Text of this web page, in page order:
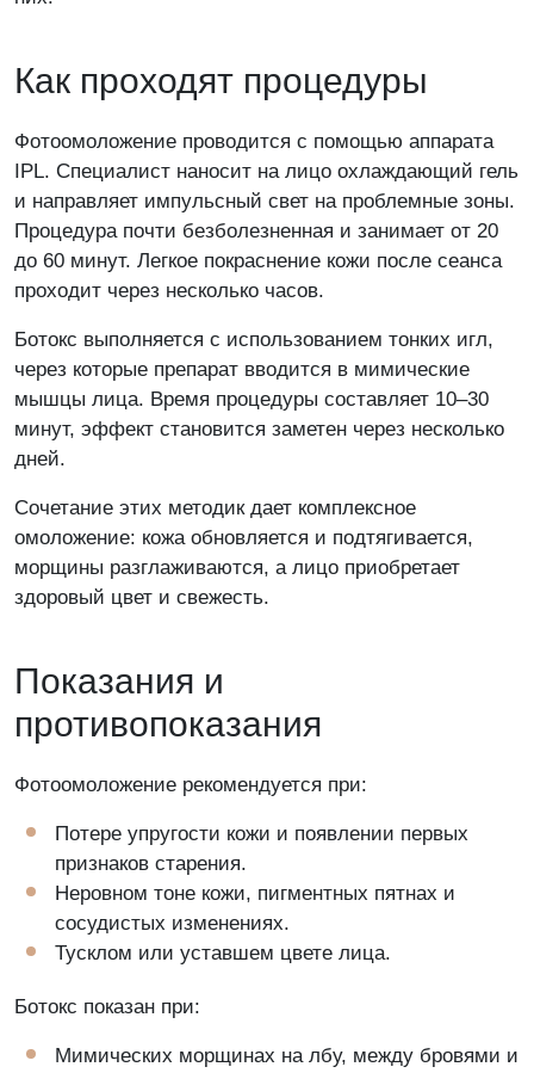
Как проходят процедуры
Фотоомоложение проводится с помощью аппарата
IPL. Специалист наносит на лицо охлаждающий гель
и направляет импульсный свет на проблемные зоны.
Процедура почти безболезненная и занимает от 20
до 60 минут. Легкое покраснение кожи после сеанса
проходит через несколько часов.
Ботокс выполняется с использованием тонких игл,
через которые препарат вводится в мимические
мышцы лица. Время процедуры составляет 10–30
минут, эффект становится заметен через несколько
дней.
Сочетание этих методик дает комплексное
омоложение: кожа обновляется и подтягивается,
морщины разглаживаются, а лицо приобретает
здоровый цвет и свежесть.
Показания и
противопоказания
Фотоомоложение рекомендуется при:
Потере упругости кожи и появлении первых
признаков старения.
Неровном тоне кожи, пигментных пятнах и
сосудистых изменениях.
Тусклом или уставшем цвете лица.
Ботокс показан при:
Мимических морщинах на лбу, между бровями и
Подписаться
персональных данных. Данные не передаются третьим
лицам
Я даю согласие на обработку персональных
данных и принимаю условия